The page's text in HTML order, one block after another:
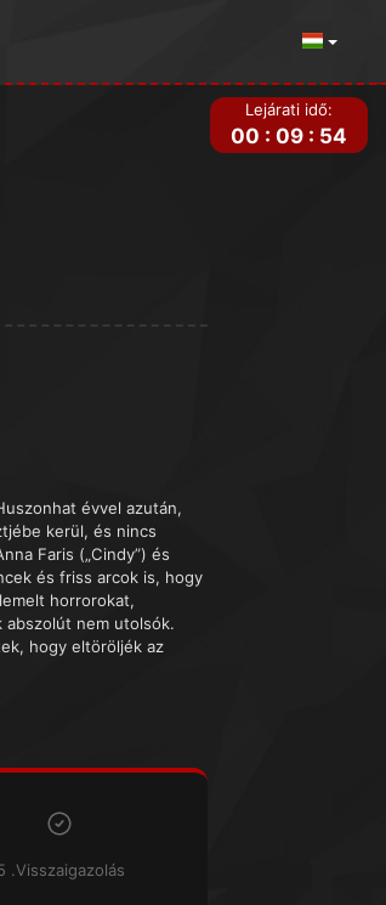
Lejárati idő:
00 : 09 : 54
évvel azután,
kerül, és nincs
Faris („Cindy”) és
és friss arcok is, hogy
horrorokat,
abszolút nem utolsók.
hogy eltöröljék az
.Visszaigazolás